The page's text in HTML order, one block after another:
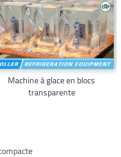
Machine à glace en blocs
transparente